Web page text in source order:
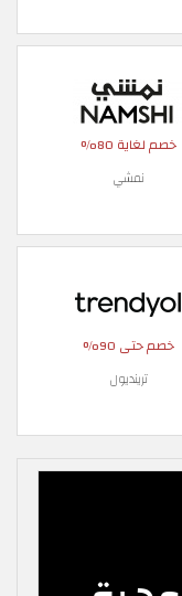
خصم لغاية 80%
نمشي
خصم حتى 90%
ترينديول